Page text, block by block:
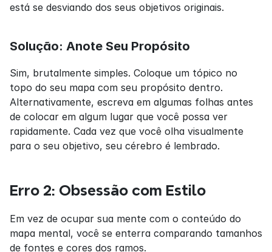
está se desviando dos seus objetivos originais.
Solução: Anote Seu Propósito
Sim, brutalmente simples. Coloque um tópico no
topo do seu mapa com seu propósito dentro.
Alternativamente, escreva em algumas folhas antes
de colocar em algum lugar que você possa ver
rapidamente. Cada vez que você olha visualmente
para o seu objetivo, seu cérebro é lembrado.
Erro 2: Obsessão com Estilo
Em vez de ocupar sua mente com o conteúdo do
mapa mental, você se enterra comparando tamanhos
de fontes e cores dos ramos.